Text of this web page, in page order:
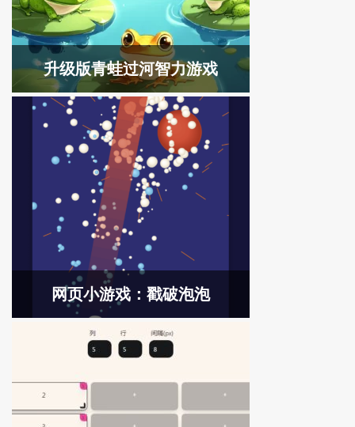
升级版青蛙过河智力游戏
网页小游戏：戳破泡泡